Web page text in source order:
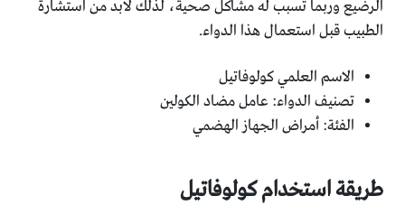
الرضيع وربما تسبب له مشاكل صحية، لذلك لابد من استشارة
الطبيب قبل استعمال هذا الدواء.
الاسم العلمي كولوفاتيل
تصنيف الدواء: عامل مضاد الكولين
الفئة: أمراض الجهاز الهضمي
طريقة استخدام كولوفاتيل